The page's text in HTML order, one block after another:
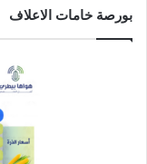
بورصة خامات الاعلاف